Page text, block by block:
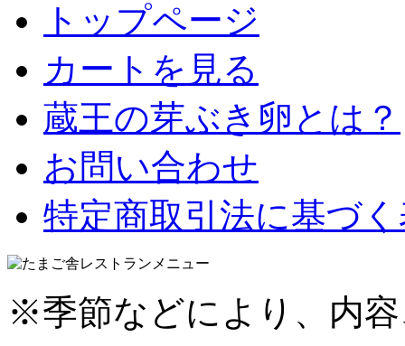
トップページ
カートを見る
蔵王の芽ぶき卵とは？
お問い合わせ
特定商取引法に基づ
※季節などにより、内